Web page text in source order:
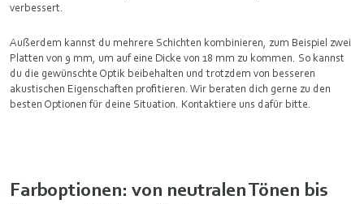
verbessert.
Außerdem kannst du mehrere Schichten kombinieren, zum Beispiel zwei
Platten von 9 mm, um auf eine Dicke von 18 mm zu kommen. So kannst
du die gewünschte Optik beibehalten und trotzdem von besseren
akustischen Eigenschaften profitieren. Wir beraten dich gerne zu den
besten Optionen für deine Situation. Kontaktiere uns dafür bitte.
Farboptionen: von neutralen Tönen bis